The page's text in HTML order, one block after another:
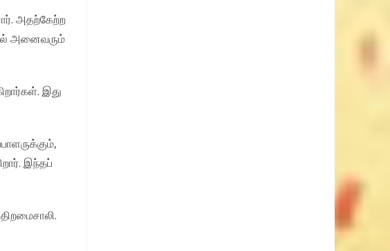
அதற்கேற்ற
அனைவரும்
இது
இந்தப்